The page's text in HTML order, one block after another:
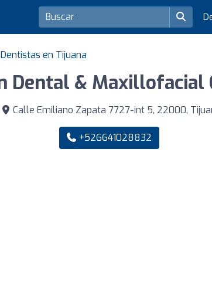
Dentistas en Tijuana
Dental & Maxillofacial
Calle Emiliano Zapata 7727-int 5, 22000,
+526641028832